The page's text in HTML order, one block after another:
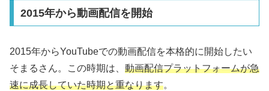
2015年から動画配信を開始
2015年からYouTubeでの動画配信を本格的に開始したい
そまるさん。この時期は、 動画配信プラットフォームが急
速に成長していた時期と重なります。